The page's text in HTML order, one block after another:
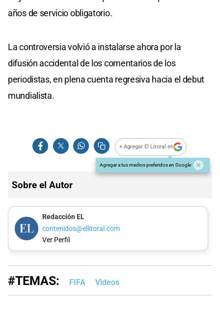
años de servicio obligatorio.
La controversia volvió a instalarse ahora por la
difusión accidental de los comentarios de los
periodistas, en plena cuenta regresiva hacia el debut
mundialista.
+ Agregar El Litoral en
Agregar a tus medios preferidos en Google
Sobre el Autor
Redacción EL
contenidos@ellitoral.com
Ver Perfil
#TEMAS: FIFA Videos